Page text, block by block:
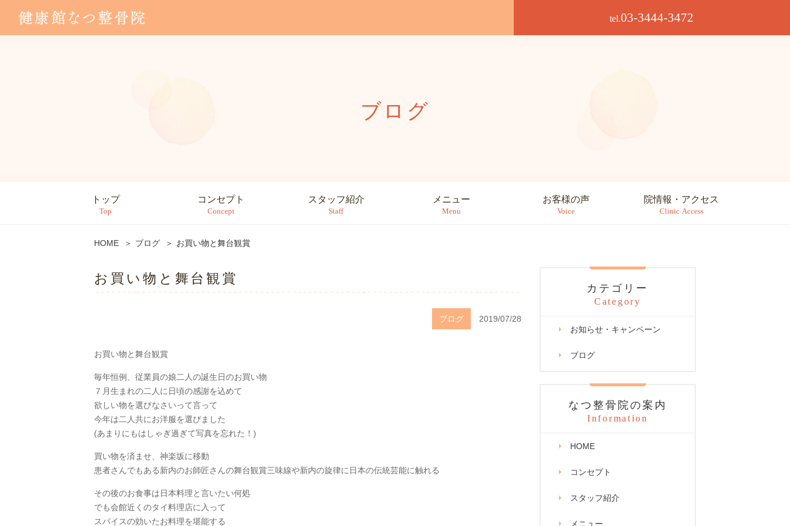
tel.03-3444-3472
ブログ
トップ
Top
コンセプト
Concept
スタッフ紹介
Staff
メニュー
Menu
お客様の声
Voice
院情報・アクセス
Clinic·Access
HOME ブログ お買い物と舞台観賞
お買い物と舞台観賞
ブログ 2019/07/28
お買い物と舞台観賞
毎年恒例、従業員の娘二人の誕生日のお買い物
７月生まれの二人に日頃の感謝を込めて
欲しい物を選びなさいって言って
今年は二人共にお洋服を選びました
(あまりにもはしゃぎ過ぎて写真を忘れた！)
買い物を済ませ、神楽坂に移動
患者さんでもある新内のお師匠さんの舞台観賞三味線や新内の旋律に日本の伝統芸能に触れる
その後のお食事は日本料理と言いたい何処
でも会館近くのタイ料理店に入って
スパイスの効いたお料理を堪能する
カテゴリー
Category
お知らせ・キャンペーン
ブログ
なつ整骨院の案内
Information
HOME
コンセプト
スタッフ紹介
メニュー